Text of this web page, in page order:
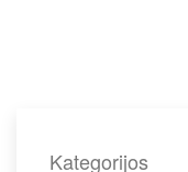
Kategorijos